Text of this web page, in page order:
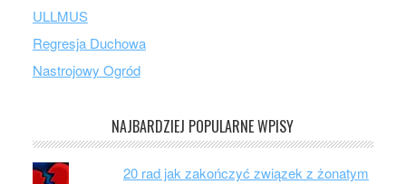
ULLMUS
Regresja Duchowa
Nastrojowy Ogród
NAJBARDZIEJ POPULARNE WPISY
20 rad jak zakończyć związek z żonatym